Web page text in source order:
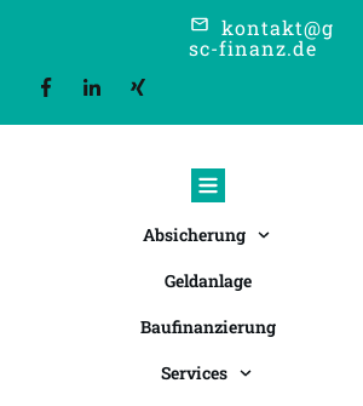
kontakt@g
sc-finanz.de
Absicherung
Geldanlage
Baufinanzierung
Services